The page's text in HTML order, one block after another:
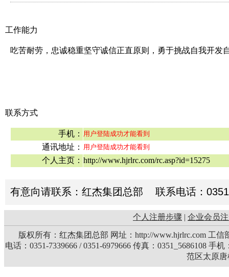
工作能力
吃苦耐劳，忠诚稳重坚守诚信正直原则，勇于挑战自我开发
联系方式
手机： 用户登陆成功才能看到
通讯地址： 用户登陆成功才能看到
个人主页： http://www.hjrlrc.com/rc.asp?id=15275
有意向请联系：红杰集团总部 联系电话：
个人注册步骤 | 企业会员
版权所有：红杰集团总部 网址：http://www.hjrlrc.com 工信
电话：0351-7339666 / 0351-6979666 传真：0351_5686108 手
范区太原